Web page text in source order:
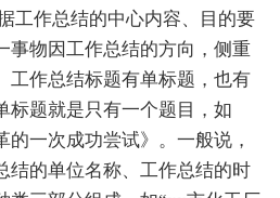
工作总结的中心内容、目的要
事物因工作总结的方向，侧重
工作总结标题有单标题，也有
标题就是只有一个题目，如
的一次成功尝试》。一般说，
结的单位名称、工作总结的时